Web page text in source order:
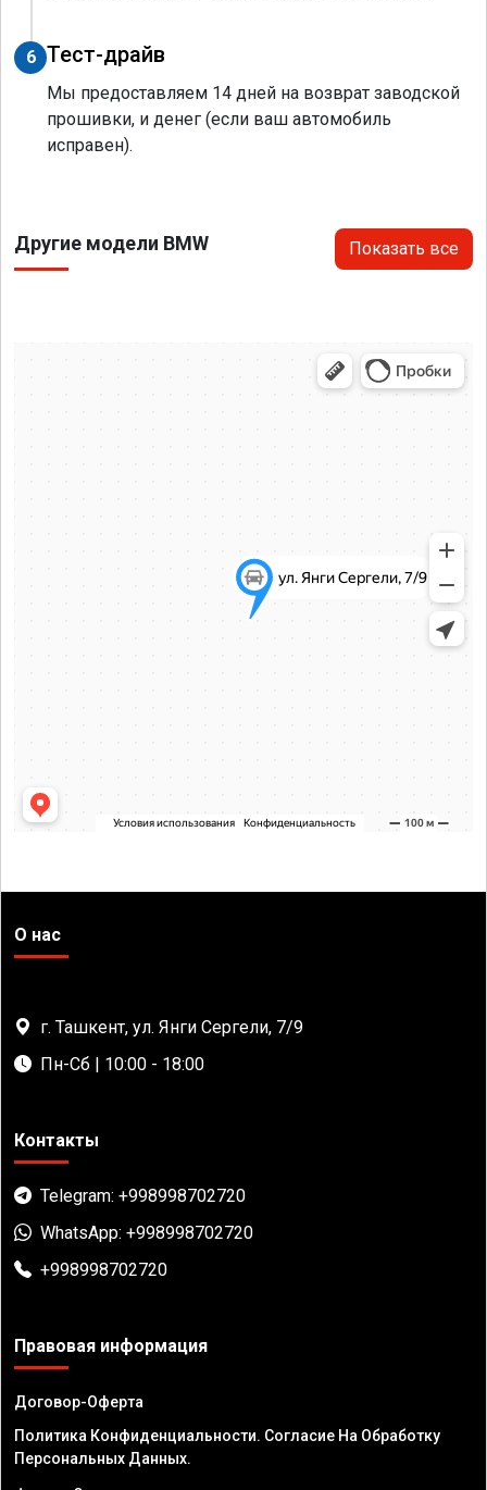
6 Тест-драйв
Мы предоставляем 14 дней на возврат заводской
прошивки, и денег (если ваш автомобиль
исправен).
Другие модели BMW Показать все
О нас
г. Ташкент, ул. Янги Сергели, 7/9
Пн-Сб | 10:00 - 18:00
Контакты
Telegram: +998998702720
WhatsApp: +998998702720
+998998702720
Правовая информация
Договор-Оферта
Политика Конфиденциальности. Согласие На Обработку
Персональных Данных.